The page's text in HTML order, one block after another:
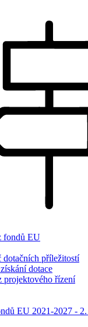
fondů EU
dotačních příležitostí
dotace
projektového řízení
EU 2021-2027 -